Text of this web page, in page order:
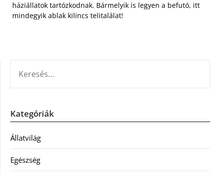
háziállatok tartózkodnak. Bármelyik is legyen a befutó, itt
mindegyik ablak kilincs telitalálat!
Kategóriák
Állatvilág
Egészség